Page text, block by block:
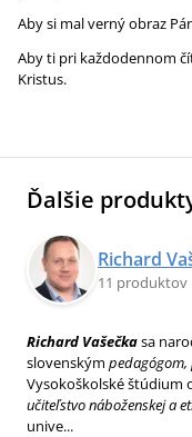
Aby si mal verný obraz
Aby ti pri každodennom
Kristus.
Ďalšie
Richard
11 produktov
Richard Vašečkasa
slovenským
Vysokoškolské štúdium
učiteľstvo náboženskej a
unive...